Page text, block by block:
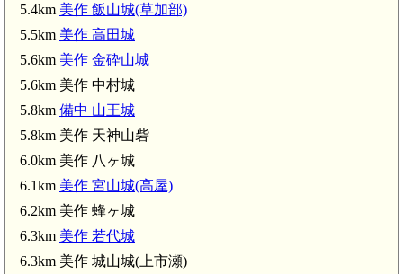
5.4km 美作 飯山城(草加部)
5.5km 美作 高田城
5.6km 美作 金砕山城
5.6km 美作 中村城
5.8km 備中 山王城
5.8km 美作 天神山砦
6.0km 美作 八ヶ城
6.1km 美作 宮山城(高屋)
6.2km 美作 蜂ヶ城
6.3km 美作 若代城
6.3km 美作 城山城(上市瀬)